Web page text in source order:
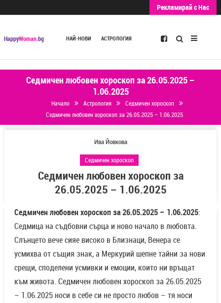
Рекламирай с Нас
HappyWoman.bg НАЙ-НОВИ АСТРОЛОГИЯ Търсене
Седмичен любовен хороскоп за 26.05.2025 –
1.06.2025
Начало Астрология
Седмичен хороскоп
Седмичен любовен хороскоп за 26.05.2025 – 1.06.2025
Ива Йовкова
Седмичен хороскоп
Седмичен любовен хороскоп за
26.05.2025 – 1.06.2025
Седмичен любовен хороскоп за 26.05.2025 – 1.06.2025:
Седмица на съдбовни сърца и ново начало в любовта.
Слънцето вече сияе високо в Близнаци, Венера се
усмихва от същия знак, а Меркурий шепне тайни за нови
срещи, споделени усмивки и емоции, които ни връщат
към живота. Седмичен любовен хороскоп за 26.05.2025
– 1.06.2025 носи в себе си не просто любов – тя носи